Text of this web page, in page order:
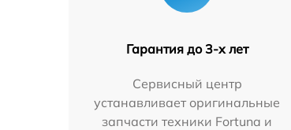
Гарантия до 3-х лет
Сервисный центр
устанавливает оригинальные
запчасти техники Fortuna и